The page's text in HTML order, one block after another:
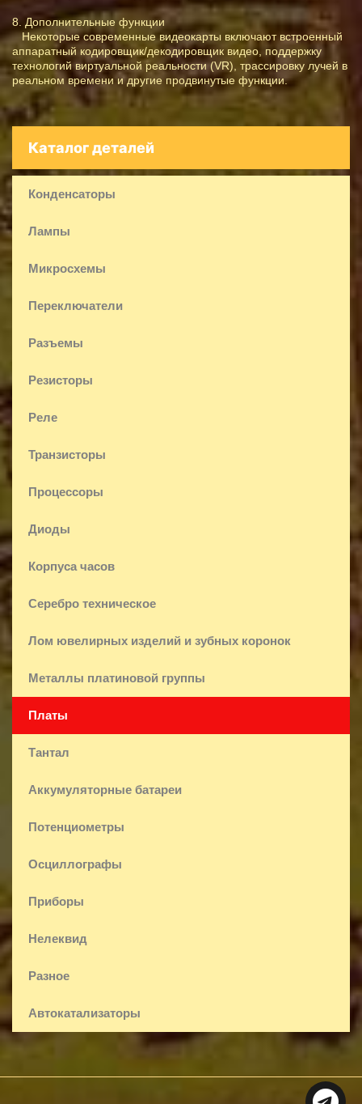
8. Дополнительные функции
Некоторые современные видеокарты включают встроенный
аппаратный кодировщик/декодировщик видео, поддержку
технологий виртуальной реальности (VR), трассировку лучей в
реальном времени и другие продвинутые функции.
Каталог деталей
Конденсаторы
Лампы
Микросхемы
Переключатели
Разъемы
Резисторы
Реле
Транзисторы
Процессоры
Диоды
Корпуса часов
Серебро техническое
Лом ювелирных изделий и зубных коронок
Металлы платиновой группы
Платы
Тантал
Аккумуляторные батареи
Потенциометры
Осциллографы
Приборы
Нелеквид
Разное
Автокатализаторы